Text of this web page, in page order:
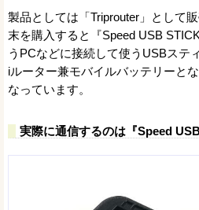
製品としては「Triprouter」として
末を購入すると『Speed USB
うPCなどに接続して使うUSBステ
iルーター兼モバイルバッテリーと
なっています。
実際に通信するのは『Speed